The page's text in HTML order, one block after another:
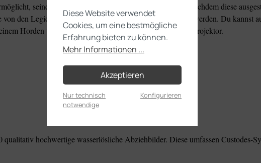
seinen Passagieren Feuerunterstützung zu liefern, nachdem diese
den Legiones Astartes und der Auxilia Solar eingesetzt werden. Du kannst
Horden vernichtenden Neutronium-Zwillingskaskadenprojektor.
hochwertige wasserlösliche Abziehbilder. Diese umfassen Custodes-
Diese Website verwendet
Cookies, um eine bestmögliche
Erfahrung bieten zu können.
Mehr Informationen ...
Akzeptieren
Nur technisch
notwendige
Konfigurieren